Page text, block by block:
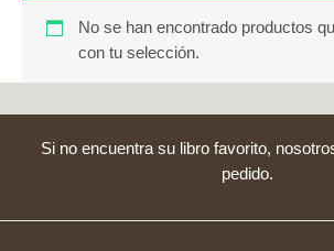
No se han encontrado productos
con tu selección.
Si no encuentra su libro favorito,
pedido.